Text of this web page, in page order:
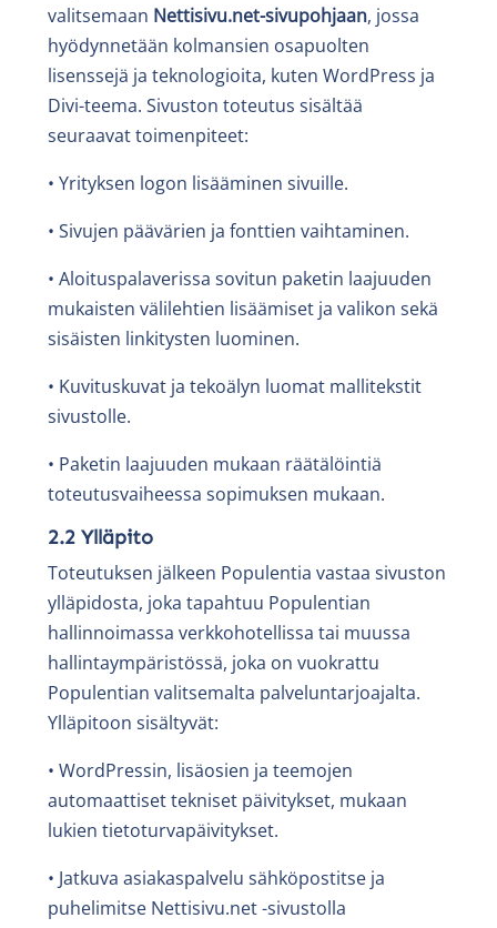
valitsemaan Nettisivu.net-sivupohjaan, jossa
hyödynnetään kolmansien osapuolten
lisenssejä ja teknologioita, kuten WordPress ja
Divi-teema. Sivuston toteutus sisältää
seuraavat toimenpiteet:
• Yrityksen logon lisääminen sivuille.
• Sivujen päävärien ja fonttien vaihtaminen.
• Aloituspalaverissa sovitun paketin laajuuden
mukaisten välilehtien lisäämiset ja valikon sekä
sisäisten linkitysten luominen.
• Kuvituskuvat ja tekoälyn luomat mallitekstit
sivustolle.
• Paketin laajuuden mukaan räätälöintiä
toteutusvaiheessa sopimuksen mukaan.
2.2 Ylläpito
Toteutuksen jälkeen Populentia vastaa sivuston
ylläpidosta, joka tapahtuu Populentian
hallinnoimassa verkkohotellissa tai muussa
hallintaympäristössä, joka on vuokrattu
Populentian valitsemalta palveluntarjoajalta.
Ylläpitoon sisältyvät:
• WordPressin, lisäosien ja teemojen
automaattiset tekniset päivitykset, mukaan
lukien tietoturvapäivitykset.
• Jatkuva asiakaspalvelu sähköpostitse ja
puhelimitse Nettisivu.net -sivustolla